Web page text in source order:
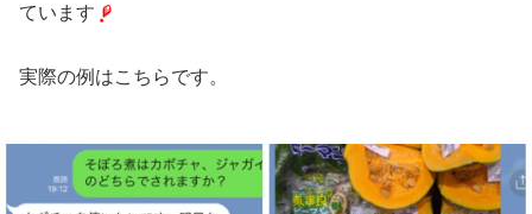
ています
実際の例はこちらです。